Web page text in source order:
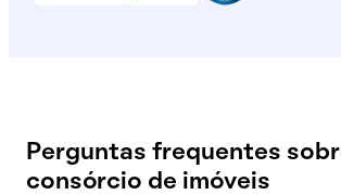
Perguntas frequentes
consórcio de imóveis